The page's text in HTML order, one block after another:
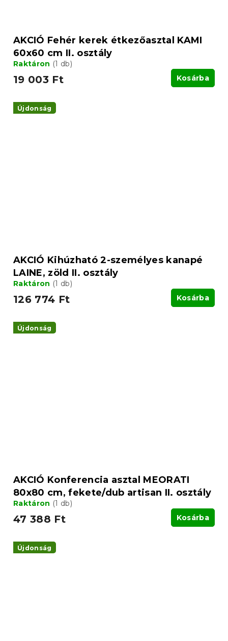
AKCIÓ Fehér kerek étkezőasztal KAMI
60x60 cm II. osztály
Raktáron (1 db)
19 003 Ft Kosárba
Újdonság
AKCIÓ Kihúzható 2-személyes kanapé
LAINE, zöld II. osztály
Raktáron (1 db)
126 774 Ft Kosárba
Újdonság
AKCIÓ Konferencia asztal MEORATI
80x80 cm, fekete/dub artisan II. osztály
Raktáron (1 db)
47 388 Ft Kosárba
Újdonság